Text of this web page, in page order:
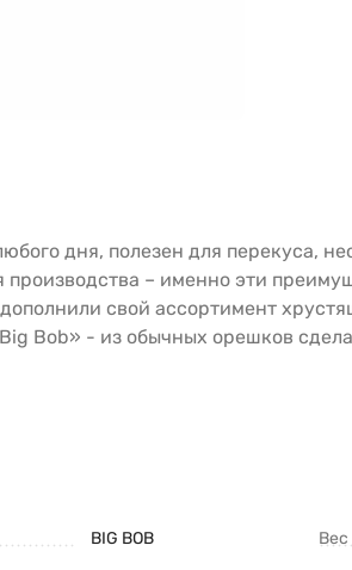
дня, полезен для перекуса,
– именно эти
свой ассортимент
Bob» - из обычных орешков
BIG BOB Вес